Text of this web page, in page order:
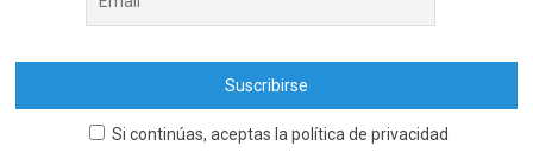
Si continúas, aceptas la política de privacidad